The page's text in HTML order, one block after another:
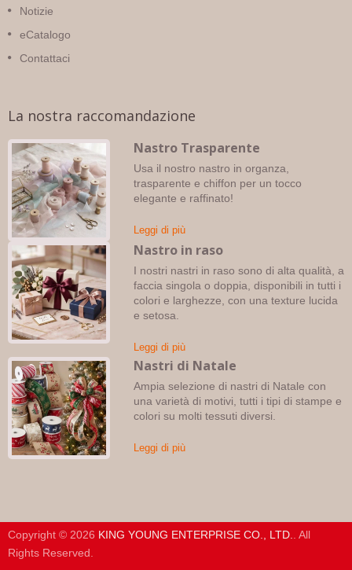
Notizie
eCatalogo
Contattaci
La nostra raccomandazione
Nastro Trasparente
Usa il nostro nastro in organza,
trasparente e chiffon per un tocco
elegante e raffinato!
Leggi di più
Nastro in raso
I nostri nastri in raso sono di alta qualità, a
faccia singola o doppia, disponibili in tutti i
colori e larghezze, con una texture lucida
e setosa.
Leggi di più
Nastri di Natale
Ampia selezione di nastri di Natale con
una varietà di motivi, tutti i tipi di stampe e
colori su molti tessuti diversi.
Leggi di più
Copyright © 2026 KING YOUNG ENTERPRISE CO., LTD.
. All
Rights Reserved.